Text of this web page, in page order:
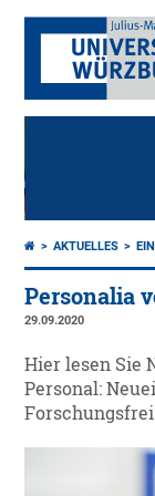
AKTUELLES
Personalia
29.09.2020
Hier lesen Sie
Personal: